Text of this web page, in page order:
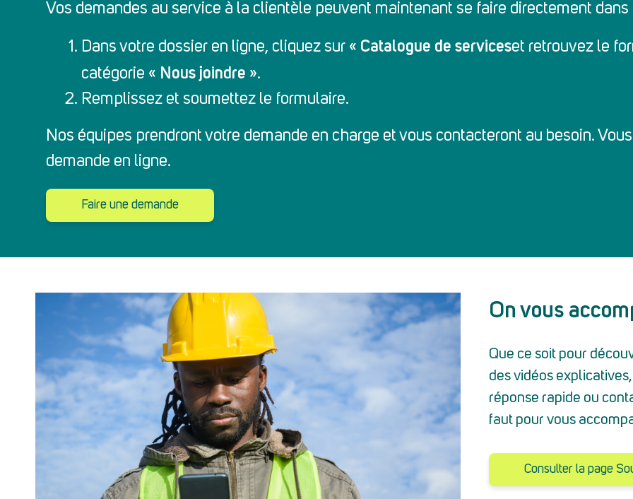
Vos demandes au service à la clientèle peuvent maintenant se faire directement
Dans votre dossier en ligne, cliquez sur « Catalogue de serviceset retrouvez le
catégorie « Nous joindre ».
Remplissez et soumettez le formulaire.
Nos équipes prendront votre demande en charge et vous contacteront au besoin.
demande en ligne.
Faire une demande
On vous
Que ce soit pour
des vidéos
réponse rapide ou
faut pour vous
Consulter la page